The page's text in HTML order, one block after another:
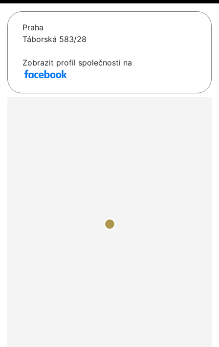
Praha
Táborská 583/28
Zobrazit profil společnosti na